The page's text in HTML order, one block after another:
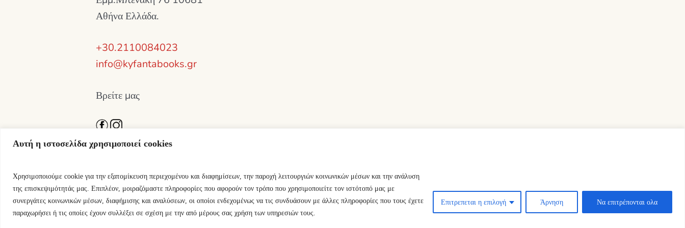
Αυτή η ιστοσελίδα χρησιμοποιεί cookies
Χρησιμοποιούμε cookie για την εξατομίκευση περιεχομένου και διαφημίσεων, την παροχή λειτουργιών κοινωνικών μέσων και την ανάλυση
της επισκεψιμότητάς μας. Επιπλέον, μοιραζόμαστε πληροφορίες που αφορούν τον τρόπο που χρησιμοποιείτε τον ιστότοπό μας με
συνεργάτες κοινωνικών μέσων, διαφήμισης και αναλύσεων, οι οποίοι ενδεχομένως να τις συνδυάσουν με άλλες πληροφορίες που τους έχετε
παραχωρήσει ή τις οποίες έχουν συλλέξει σε σχέση με την από μέρους σας χρήση των υπηρεσιών τους.
Επιτρεπεται η επιλογή Άρνηση Να επιτρέπονται ολα
Αθήνα Ελλάδα.
+30.2110084023
info@kyfantabooks.gr
Βρείτε μας